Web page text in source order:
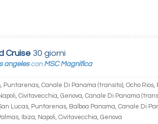
Cruise 30 giorni
angelescon MSC Magnifica
Puntarenas, Canale Di Panama (transito), Ocho Rios,
Civitavecchia, Genova, Canale Di Panama
Lucas, Puntarenas, Balboa Panama, Canale Di
Ibiza, Napoli, Civitavecchia, Genova